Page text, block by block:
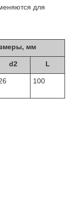
для
мм
d2 L
100